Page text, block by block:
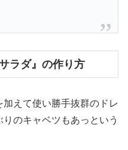
ラダ』の作り方
加えて使い勝手抜群のドレ
のキャベツもあっという